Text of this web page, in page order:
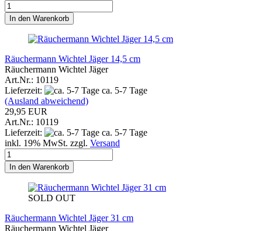
In den Warenkorb
Räuchermann Wichtel Jäger 14,5 cm
Räuchermann Wichtel Jäger
Art.Nr.: 10119
Lieferzeit:
ca. 5-7 Tage
(Ausland abweichend)
29,95 EUR
Art.Nr.: 10119
Lieferzeit:
ca. 5-7 Tage
inkl. 19% MwSt. zzgl. Versand
In den Warenkorb
SOLD OUT
Räuchermann Wichtel Jäger 31 cm
Räuchermann Wichtel Jäger